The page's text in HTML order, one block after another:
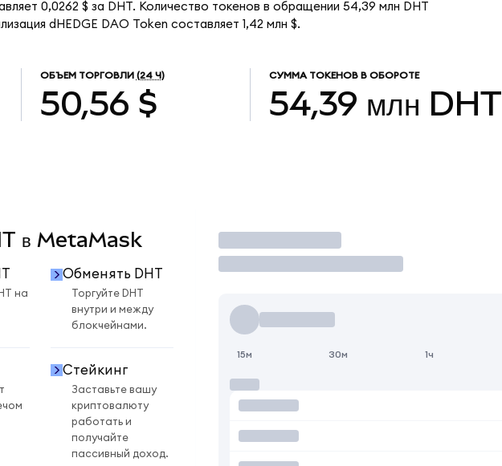
0,0262 $ за DHT. Количество токенов в обращении 54,39 млн DHT
dHEDGE DAO Token составляет 1,42 млн $.
ОБЪЕМ ТОРГОВЛИ (24 Ч)
50,56 $
СУММА ТОКЕНОВ В ОБОРОТЕ
54,39 млн DHT
в MetaMask
на
Обменять DHT
Торгуйте DHT
внутри и между
блокчейнами.
Стейкинг
Заставьте вашу
криптовалюту
работать и
получайте
пассивный доход.
Торговать
15м 30м 1ч